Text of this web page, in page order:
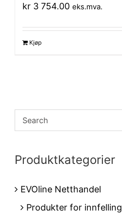
kr 3 754.00 eks.mva.
Kjøp
Produktkategorier
EVOline Netthandel
Produkter for innfelling